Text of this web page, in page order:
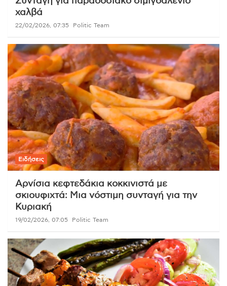
χαλβά
22/02/2026, 07:35 Politic Team
Ειδήσεις
Αρνίσια κεφτεδάκια κοκκινιστά με
σκιουφιχτά: Μια νόστιμη συνταγή για την
Κυριακή
19/02/2026, 07:05 Politic Team